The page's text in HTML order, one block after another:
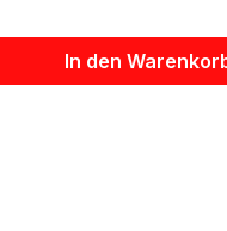
denIn den